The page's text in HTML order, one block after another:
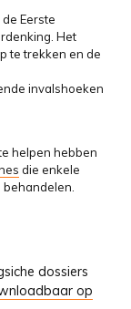
Eerste
Het
te trekken en de
invalshoeken
helpen hebben
die enkele
dossiers
op